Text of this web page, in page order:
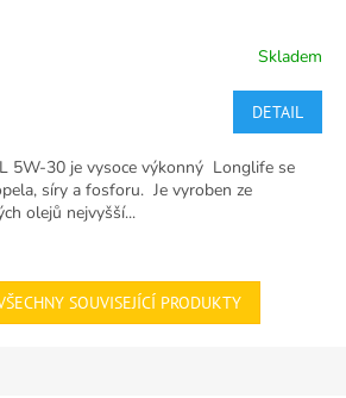
Skladem
DETAIL
5W-30 je vysoce výkonný Longlife se
síry a fosforu. Je vyroben ze
olejů nejvyšší...
SOUVISEJÍCÍ PRODUKTY